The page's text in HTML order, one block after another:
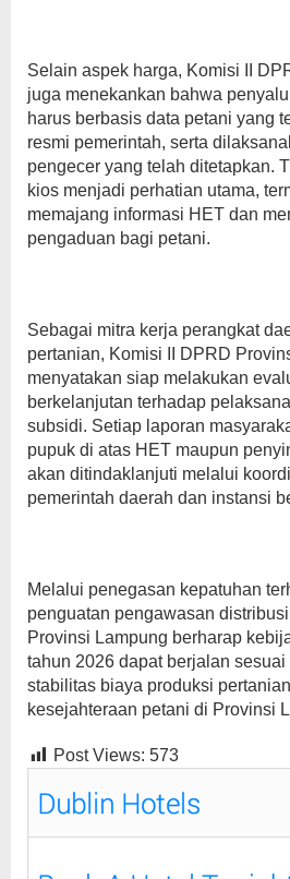
Selain aspek harga, Komisi II
juga menekankan bahwa
harus berbasis data petani yang
resmi pemerintah, serta
pengecer yang telah ditetapkan.
kios menjadi perhatian utama,
memajang informasi HET dan
pengaduan bagi petani.
Sebagai mitra kerja perangkat
pertanian, Komisi II DPRD
menyatakan siap melakukan
berkelanjutan terhadap
subsidi. Setiap laporan
pupuk di atas HET maupun
akan ditindaklanjuti melalui
pemerintah daerah dan instansi
Melalui penegasan kepatuhan
penguatan pengawasan
Provinsi Lampung berharap
tahun 2026 dapat berjalan
stabilitas biaya produksi
kesejahteraan petani di Provinsi
Post Views: 573